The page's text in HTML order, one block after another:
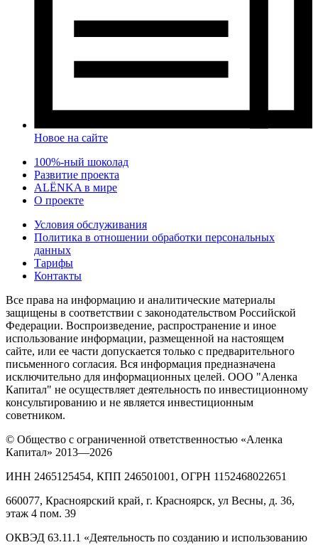
Новое на сайте
100%-ный шоколад
Развитие проекта
ALЁNKA в мире
О проекте
Условия обслуживания
Политика в отношении обработки персональных
данных
Тарифы
Контакты
Все права на информацию и аналитические материалы
защищены в соответствии с законодательством Российской
Федерации. Воспроизведение, распространение и иное
использование информации, размещенной на настоящем
сайте, или ее части допускается только с предварительного
письменного согласия. Вся информация предназначена
исключительно для информационных целей. ООО "Аленка
Капитал" не осуществляет деятельность по инвестиционному
консультированию и не является инвестиционным
советником.
© Общество с ограниченной ответственностью «Аленка
Капитал» 2013—2026
ИНН 2465125454, КПП 246501001, ОГРН 1152468022651
660077, Красноярский край, г. Красноярск, ул Весны, д. 36,
этаж 4 пом. 39
ОКВЭД 63.11.1 «Деятельность по созданию и использованию